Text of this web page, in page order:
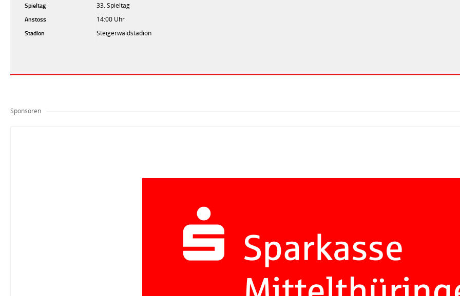
Spieltag
33. Spieltag
Anstoss
14:00 Uhr
Stadion
Steigerwaldstadion
Sponsoren